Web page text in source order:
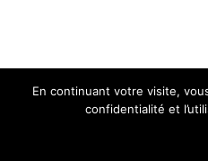
En continuant votre visite,
confidentialité et